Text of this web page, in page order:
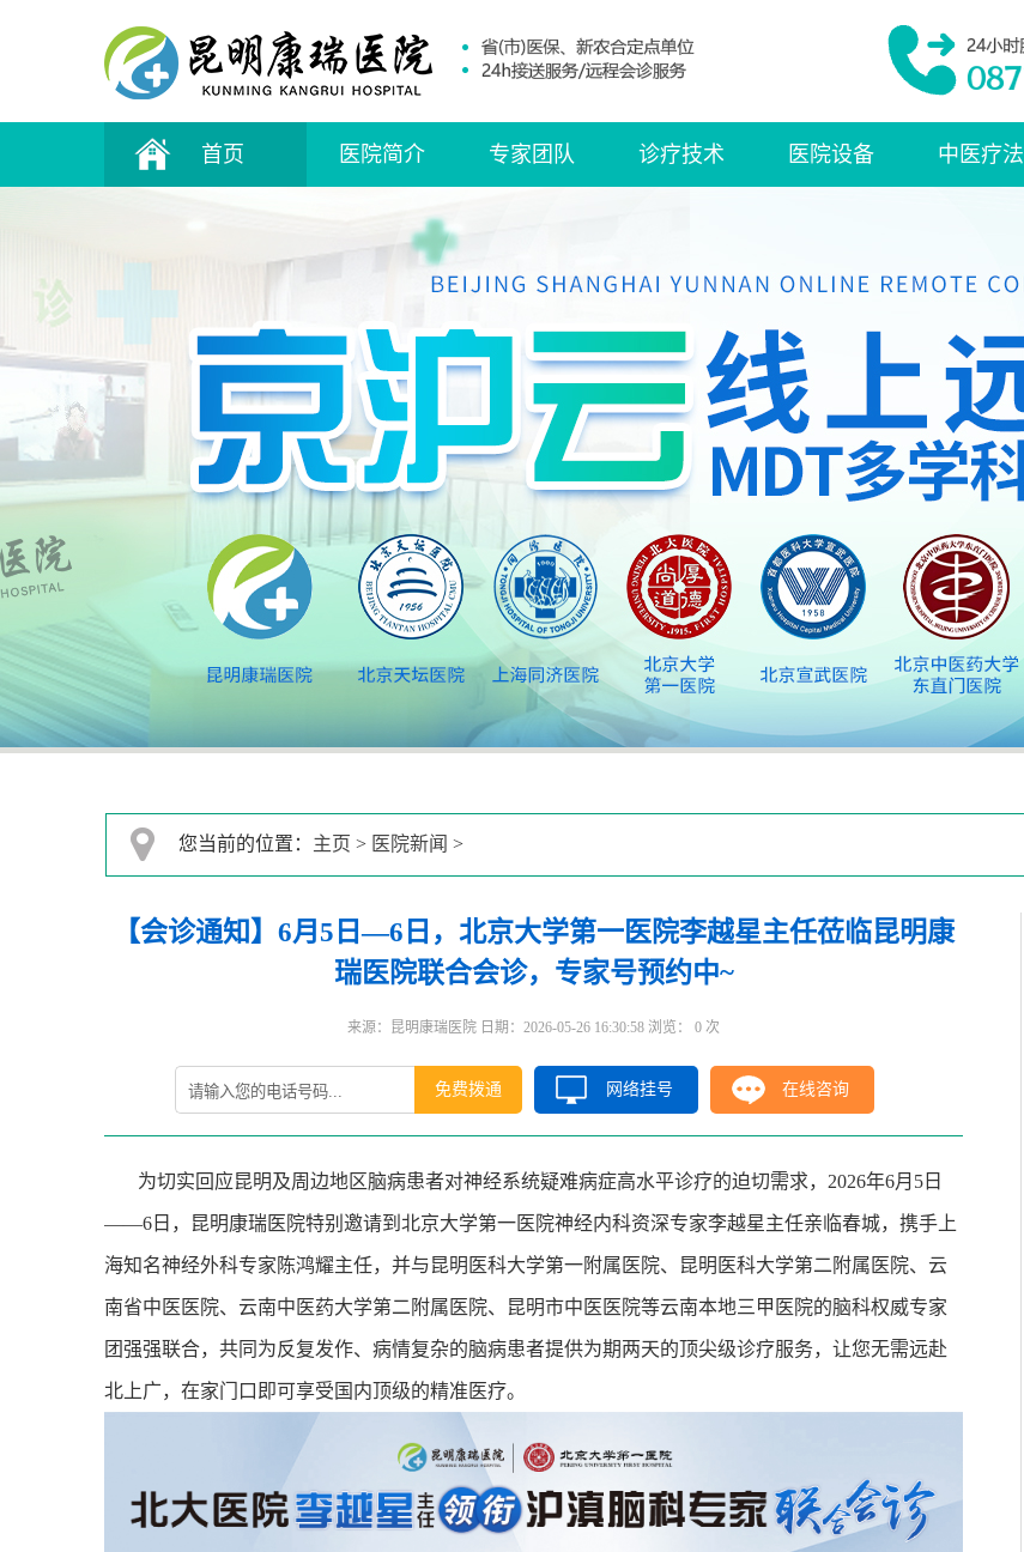
首页 医院简介 专家团队 诊疗技术 医院设备 中医疗法
您当前的位置： 主页 > 医院新闻 >
【会诊通知】6月5日—6日，北京大学第一医院李越星主任莅临昆明康
瑞医院联合会诊，专家号预约中~
来源：昆明康瑞医院 日期：2026-05-26 16:30:58 浏览： 0 次
免费拨通 网络挂号 在线咨询
为切实回应昆明及周边地区脑病患者对神经系统疑难病症高水平诊疗的迫切需求， 2026年6月 5 日
——6 日，昆明康瑞医院特别邀请到北京大学第一医院神经内科资深专家李越星主任亲临春城，携手上
海知名神经外科专家陈鸿耀主任，并与昆明医科大学第一附属医院、昆明医科大学第二附属医院、云
南省中医医院、云南中医药大学第二附属医院、昆明市中医医院等云南本地三甲医院的脑科权威专家
团强强联合，共同为反复发作、病情复杂的脑病患者提供为期两天的顶尖级诊疗服务，让您无需远赴
北上广，在家门口即可享受国内顶级的精准医疗。